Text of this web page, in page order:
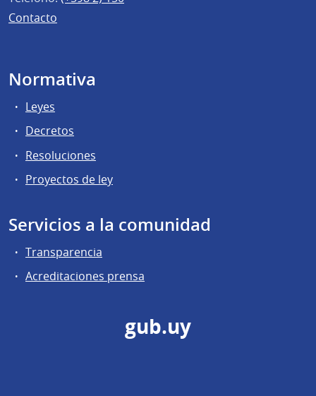
Contacto
Normativa
Leyes
Decretos
Resoluciones
Proyectos de ley
Servicios a la comunidad
Transparencia
Acreditaciones prensa
gub.uy